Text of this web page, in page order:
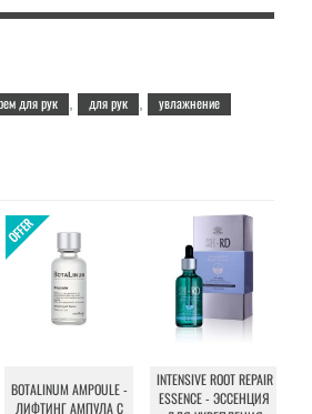
для рук для рук увлажнение
BOTALINUM AMPOULE -
ЛИФТИНГ АМПУЛА С
INTENSIVE ROOT REPAIR
ESSENCE - ЭССЕНЦИЯ